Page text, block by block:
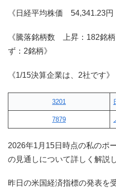
《日経平均株価 54,341.23
《騰落銘柄数 上昇：182銘
ず：2銘柄》
《1/15決算企業は、2社です》
3201
7879
2026年1月15日時点の私のポ
の見通しについて詳しく解説
昨日の米国経済指標の発表を